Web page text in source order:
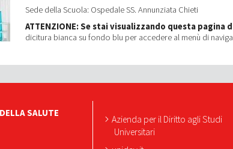
Sede della Scuola: Ospedale SS. Annunziata Chieti
ATTENZIONE: Se stai visualizzando questa pagina
dicitura bianca su fondo blu per accedere al menù di
SALUTE
Azienda per il Diritto agli Studi
Universitari